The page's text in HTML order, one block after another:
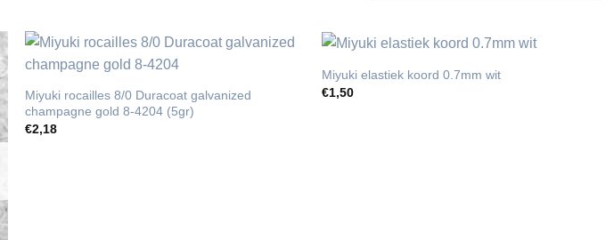
Miyuki rocailles 8/0 Duracoat galvanized
champagne gold 8-4204 (5gr)
€2,18
Miyuki elastiek koord 0.7mm wit
€1,50